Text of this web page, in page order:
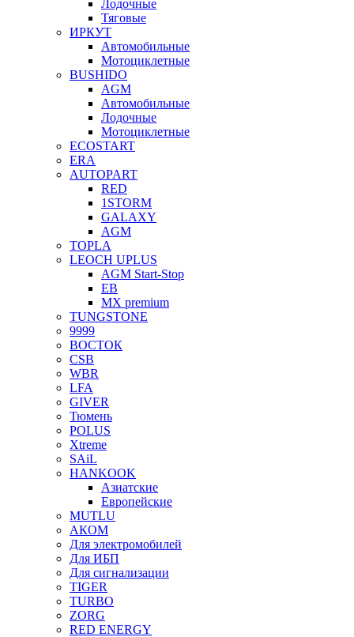
Лодочные
Тяговые
ИРКУТ
Автомобильные
Мотоциклетные
BUSHIDO
AGM
Автомобильные
Лодочные
Мотоциклетные
ECOSTART
ERA
AUTOPART
RED
1STORM
GALAXY
AGM
TOPLA
LEOCH UPLUS
AGM Start-Stop
EB
MX premium
TUNGSTONE
9999
ВОСТОК
CSB
WBR
LFA
GIVER
Тюмень
POLUS
Xtreme
SAiL
HANKOOK
Азиатские
Европейские
MUTLU
АКОМ
Для электромобилей
Для ИБП
Для сигнализации
TIGER
TURBO
ZORG
RED ENERGY